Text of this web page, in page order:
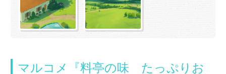
マルコメ『料亭の味 たっぷりお